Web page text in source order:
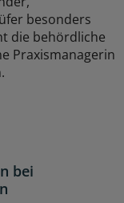
besonders
die behördliche
Praxismanagerin
bei